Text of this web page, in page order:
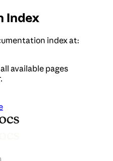
Index
index at:
available pages